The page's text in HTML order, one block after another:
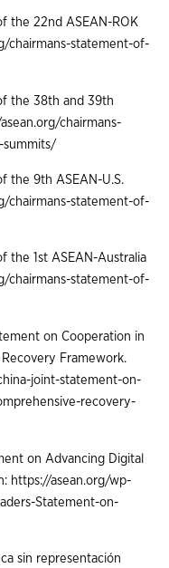
the 22nd ASEAN-ROK
chairmans-statement-of-
the 38th and 39th
chairmans-
summits/
the 9th ASEAN-U.S.
chairmans-statement-of-
the 1st ASEAN-Australia
chairmans-statement-of-
on Cooperation in
Framework.
joint-statement-on-
recovery-
on Advancing Digital
https://asean.org/wp-
Statement-on-
sin representación